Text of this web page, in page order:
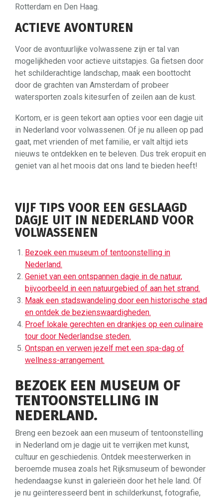
Rotterdam en Den Haag.
ACTIEVE AVONTUREN
Voor de avontuurlijke volwassene zijn er tal van
mogelijkheden voor actieve uitstapjes. Ga fietsen door
het schilderachtige landschap, maak een boottocht
door de grachten van Amsterdam of probeer
watersporten zoals kitesurfen of zeilen aan de kust.
Kortom, er is geen tekort aan opties voor een dagje uit
in Nederland voor volwassenen. Of je nu alleen op pad
gaat, met vrienden of met familie, er valt altijd iets
nieuws te ontdekken en te beleven. Dus trek eropuit en
geniet van al het moois dat ons land te bieden heeft!
VIJF TIPS VOOR EEN GESLAAGD
DAGJE UIT IN NEDERLAND VOOR
VOLWASSENEN
Bezoek een museum of tentoonstelling in
Nederland.
Geniet van een ontspannen dagje in de natuur,
bijvoorbeeld in een natuurgebied of aan het strand.
Maak een stadswandeling door een historische stad
en ontdek de bezienswaardigheden.
Proef lokale gerechten en drankjes op een culinaire
tour door Nederlandse steden.
Ontspan en verwen jezelf met een spa-dag of
wellness-arrangement.
BEZOEK EEN MUSEUM OF
TENTOONSTELLING IN
NEDERLAND.
Breng een bezoek aan een museum of tentoonstelling
in Nederland om je dagje uit te verrijken met kunst,
cultuur en geschiedenis. Ontdek meesterwerken in
beroemde musea zoals het Rijksmuseum of bewonder
hedendaagse kunst in galerieën door het hele land. Of
je nu geïnteresseerd bent in schilderkunst, fotografie,